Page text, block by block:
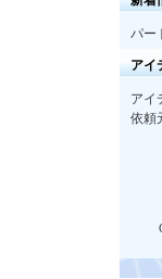
パー
アイ
アイ
依頼